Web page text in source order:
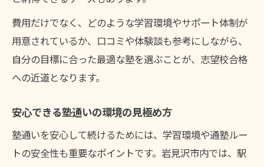
費用だけでなく、どのような学習環境やサポート体制が
用意されているか、口コミや体験談も参考にしながら、
自分の目標に合った最適な塾を選ぶことが、志望校合格
への近道となります。
安心できる塾通いの環境の見極め方
塾通いを安心して続けるためには、学習環境や通塾ルー
トの安全性も重要なポイントです。岩見沢市内では、駅